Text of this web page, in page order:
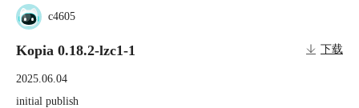
c4605
Kopia 0.18.2-lzc1-1 下载
2025.06.04
initial publish